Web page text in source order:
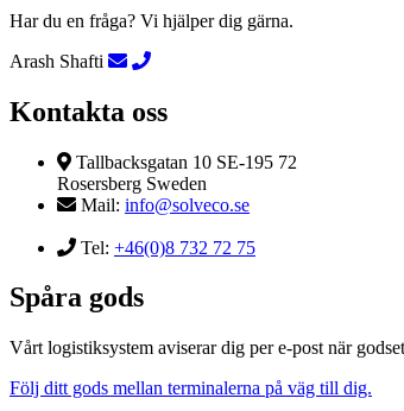
Har du en fråga? Vi hjälper dig gärna.
Arash Shafti
Kontakta oss
Tallbacksgatan 10 SE-195 72
Rosersberg Sweden
Mail: info@solveco.se
Tel: +46(0)8 732 72 75
Spåra gods
Vårt logistiksystem aviserar dig per e-post när
Följ ditt gods mellan terminalerna på väg till dig.